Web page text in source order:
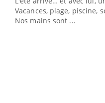
Vacances, plage, piscine,
Nos mains sont ...